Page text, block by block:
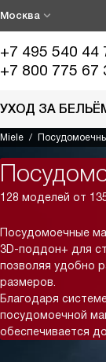
Москва
+7 495 540 44
+7 800 775 67
УХОД ЗА
Miele
128 моделей от
Посудомоечные
3D-поддон+ для
позволяя удобно
размеров.
Благодаря
посудомоечной
обеспечивается